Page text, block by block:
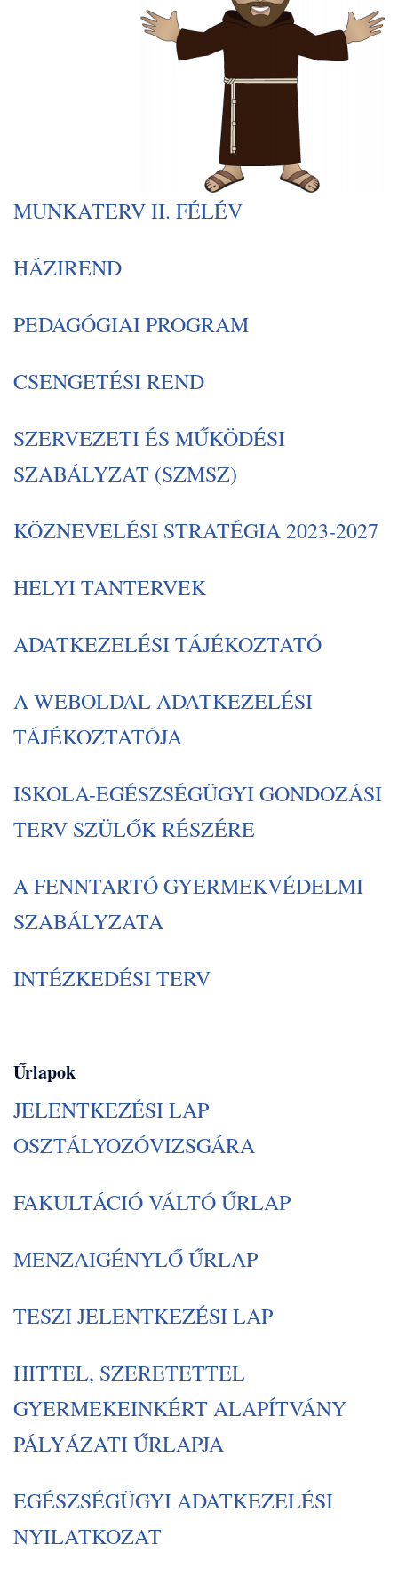
MUNKATERV II. FÉLÉV
HÁZIREND
PEDAGÓGIAI PROGRAM
CSENGETÉSI REND
SZERVEZETI ÉS MŰKÖDÉSI
SZABÁLYZAT (SZMSZ)
KÖZNEVELÉSI STRATÉGIA 2023-2027
HELYI TANTERVEK
ADATKEZELÉSI TÁJÉKOZTATÓ
A WEBOLDAL ADATKEZELÉSI
TÁJÉKOZTATÓJA
ISKOLA-EGÉSZSÉGÜGYI GONDOZÁSI
TERV SZÜLŐK RÉSZÉRE
A FENNTARTÓ GYERMEKVÉDELMI
SZABÁLYZATA
INTÉZKEDÉSI TERV
Űrlapok
JELENTKEZÉSI LAP
OSZTÁLYOZÓVIZSGÁRA
FAKULTÁCIÓ VÁLTÓ ŰRLAP
MENZAIGÉNYLŐ ŰRLAP
TESZI JELENTKEZÉSI LAP
HITTEL, SZERETETTEL
GYERMEKEINKÉRT ALAPÍTVÁNY
PÁLYÁZATI ŰRLAPJA
EGÉSZSÉGÜGYI ADATKEZELÉSI
NYILATKOZAT